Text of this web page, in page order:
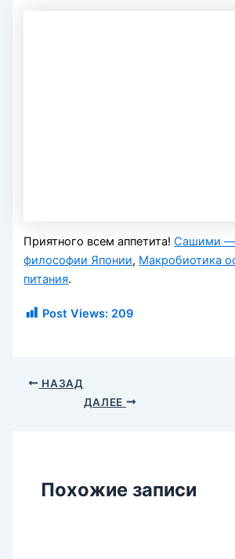
Приятного всем аппетита!Сашими —
философии Японии, Макробиотика
питания.
Post Views: 209
НАЗАД
ДАЛЕЕ
Похожие записи